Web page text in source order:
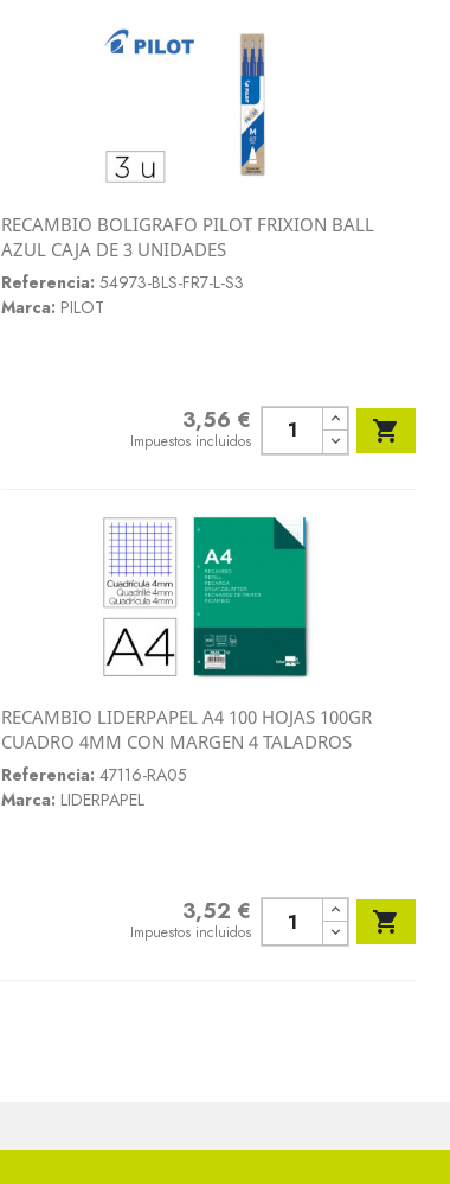
Vista rápida
RECAMBIO BOLIGRAFO PILOT FRIXION BALL
AZUL CAJA DE 3 UNIDADES
Referencia: 54973-BLS-FR7-L-S3
Marca: PILOT
3,56 €
Impuestos incluidos 
Vista rápida
RECAMBIO LIDERPAPEL A4 100 HOJAS 100GR
CUADRO 4MM CON MARGEN 4 TALADROS
Referencia: 47116-RA05
Marca: LIDERPAPEL
3,52 €
Impuestos incluidos 